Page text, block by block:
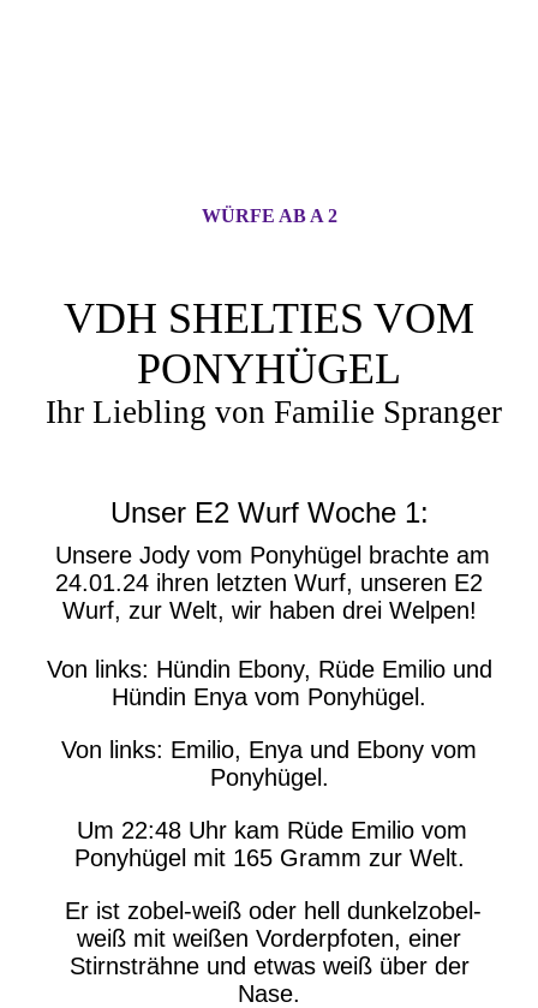
WÜRFE AB A 2
VDH SHELTIES VOM
PONYHÜGEL
Ihr Liebling von Familie Spranger
Unser E2 Wurf Woche 1:
Unsere Jody vom Ponyhügel brachte am
24.01.24 ihren letzten Wurf, unseren E2
Wurf, zur Welt, wir haben drei Welpen!
Von links: Hündin Ebony, Rüde Emilio und
Hündin Enya vom Ponyhügel.
Von links: Emilio, Enya und Ebony vom
Ponyhügel.
Um 22:48 Uhr kam Rüde Emilio vom
Ponyhügel mit 165 Gramm zur Welt.
Er ist zobel-weiß oder hell dunkelzobel-
weiß mit weißen Vorderpfoten, einer
Stirnsträhne und etwas weiß über der
Nase.